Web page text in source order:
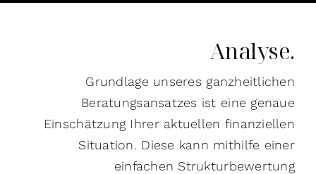
Analyse.
Grundlage unseres ganzheitlichen
Beratungsansatzes ist eine genaue
Einschätzung Ihrer aktuellen finanziellen
Situation. Diese kann mithilfe einer
einfachen Strukturbewertung